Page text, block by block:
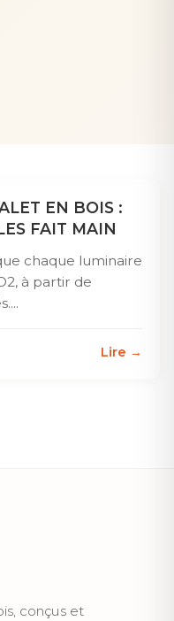
EN BOIS :
FAIT MAIN
chaque luminaire
à partir de
Lire →
conçus et